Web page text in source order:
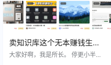
卖知识库这个无本赚钱生
意，在2025年会越来越火，
大家好啊，我是所长。 停更小半年